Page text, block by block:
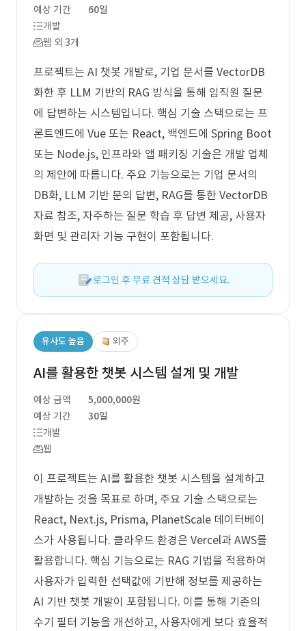
예상 기간
60일
개발
웹 외 3개
프로젝트는 AI 챗봇 개발로, 기업 문서를 VectorDB
화한 후 LLM 기반의 RAG 방식을 통해 임직원 질문
에 답변하는 시스템입니다. 핵심 기술 스택으로는 프
론트엔드에 Vue 또는 React, 백엔드에 Spring Boot
또는 Node.js, 인프라와 앱 패키징 기술은 개발 업체
의 제안에 따릅니다. 주요 기능으로는 기업 문서의
DB화, LLM 기반 문의 답변, RAG를 통한 VectorDB
자료 참조, 자주하는 질문 학습 후 답변 제공, 사용자
화면 및 관리자 기능 구현이 포함됩니다.
로그인 후 무료 견적 상담 받으세요.
유사도 높음 외주
AI를 활용한 챗봇 시스템 설계 및 개발
예상 금액
5,000,000원
예상 기간
30일
개발
웹
이 프로젝트는 AI를 활용한 챗봇 시스템을 설계하고
개발하는 것을 목표로 하며, 주요 기술 스택으로는
React, Next.js, Prisma, PlanetScale 데이터베이
스가 사용됩니다. 클라우드 환경은 Vercel과 AWS를
활용합니다. 핵심 기능으로는 RAG 기법을 적용하여
사용자가 입력한 선택값에 기반해 정보를 제공하는
AI 기반 챗봇 개발이 포함됩니다. 이를 통해 기존의
수기 필터 기능을 개선하고, 사용자에게 보다 효율적